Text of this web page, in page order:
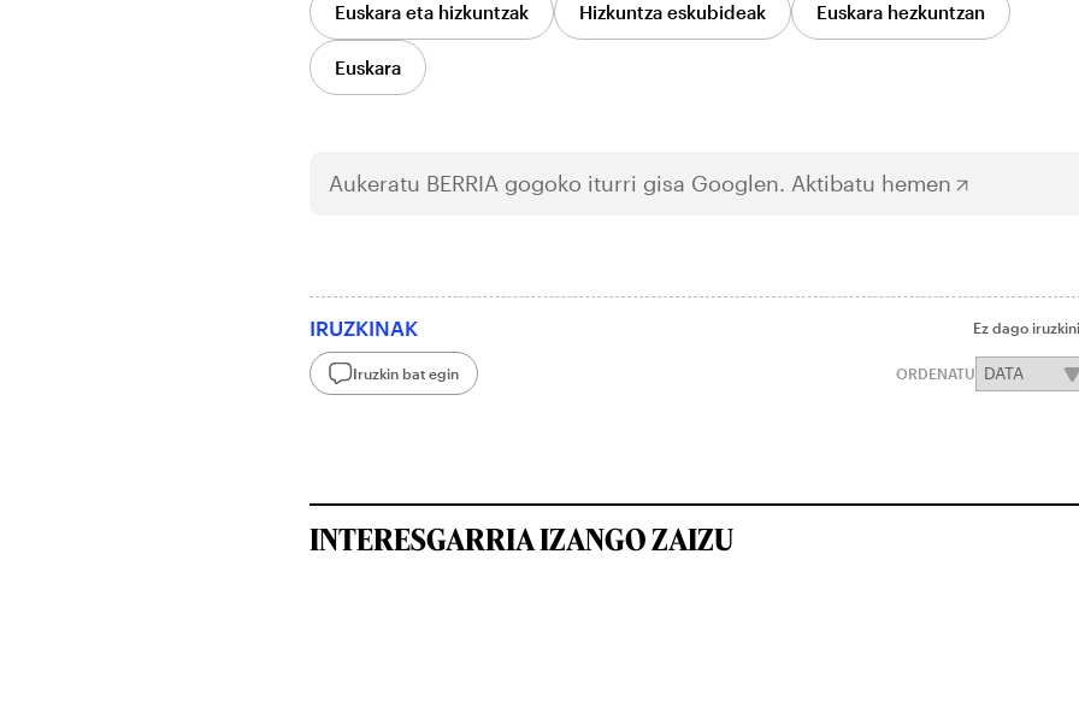
Euskara eta hizkuntzak Hizkuntza eskubideak Euskara hezkuntzan
Euskara
Aukeratu BERRIA gogoko iturri gisa Googlen. Aktibatu hemen
IRUZKINAK Ez dago
Iruzkin bat egin ORDENATU
INTERESGARRIA IZANGO ZAIZU